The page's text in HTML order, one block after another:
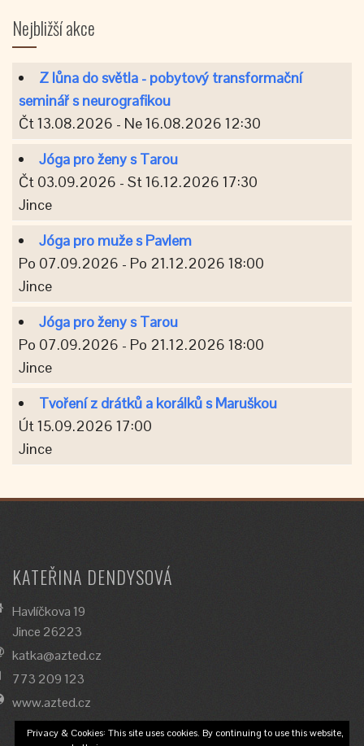
Nejbližší akce
Z lůna do světla - pobytový transformační
seminář s neurografikou
Čt 13.08.2026 - Ne 16.08.2026 12:30
Jóga pro ženy s Tarou
Čt 03.09.2026 - St 16.12.2026 17:30
Jince
Jóga pro muže s Pavlem
Po 07.09.2026 - Po 21.12.2026 18:00
Jince
Jóga pro ženy s Tarou
Po 07.09.2026 - Po 21.12.2026 18:00
Jince
Tvoření z drátků a korálků s Maruškou
Út 15.09.2026 17:00
Jince
KATEŘINA DENDYSOVÁ
Havlíčkova 19
Jince 26223
katka@azted.cz
773 209 123
www.azted.cz
Privacy & Cookies: This site uses cookies. By continuing to use this website,